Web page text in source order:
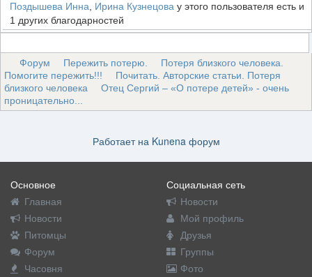
Поздышева Инна
Ирина Кузнецова у этого пользователя есть и
1 других благодарностей
Форум Пережить потерю.
Потеря близкого человека.
Помогите пережить!!!
Почитать. Авторские статьи. Потеря
близкого человека
Отец Сергий – «О потере детей» - очень
проницательно...
Работает на Kunena форум
Основное
Главная
Новости
Питомцы
Форум
Часовня
Социальная сеть
Новости
Мой профиль
Друзья
Группы
Фото